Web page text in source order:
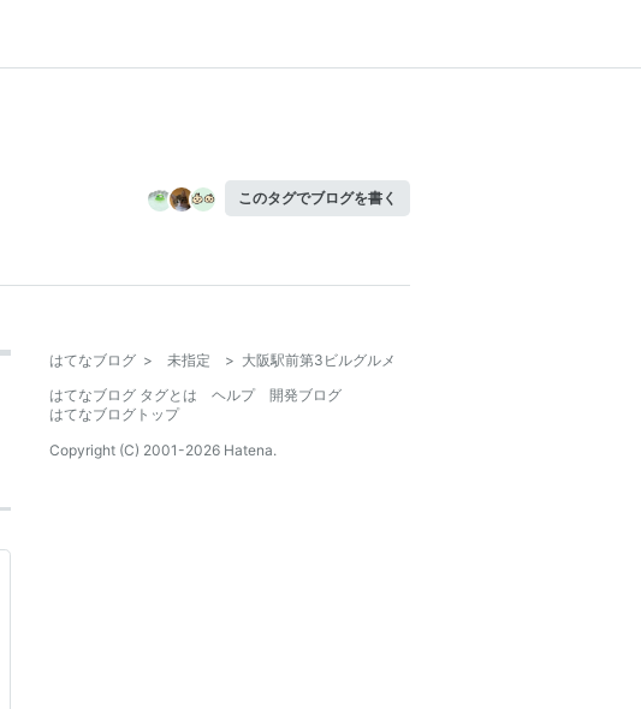
このタグでブログを書く
はてなブログ > 未指定 > 大阪駅前第3ビルグルメ
はてなブログ タグとは
ヘルプ
開発ブログ
はてなブログトップ
Copyright (C) 2001-2026 Hatena.